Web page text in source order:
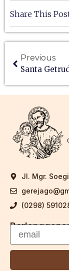
Share This
Previous
Jl. Mgr.
(0298)